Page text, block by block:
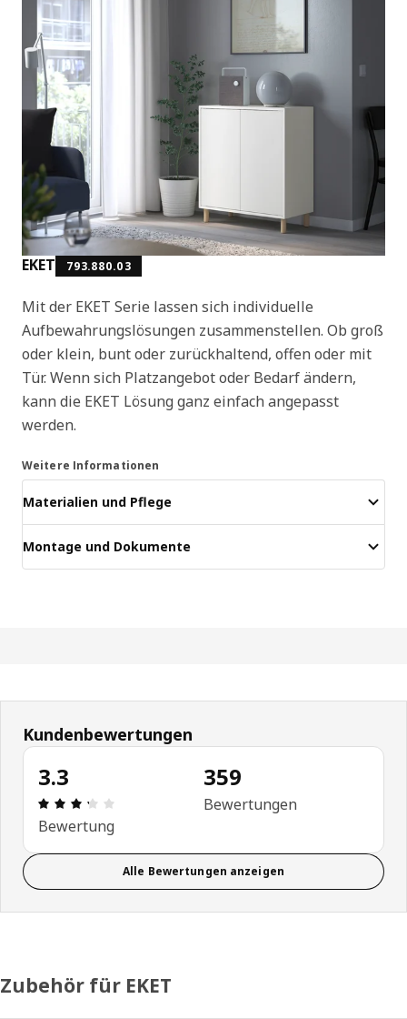
EKET 793.880.03
Mit der EKET Serie lassen sich individuelle
Aufbewahrungslösungen zusammenstellen. Ob groß
oder klein, bunt oder zurückhaltend, offen oder mit
Tür. Wenn sich Platzangebot oder Bedarf ändern,
kann die EKET Lösung ganz einfach angepasst
werden.
Weitere Informationen
Materialien und Pflege
Montage und Dokumente
Kundenbewertungen
3.3
Bewertung: 3.3 von 5 Sterne Alle Bewertungen:
Bewertung
359
Bewertungen
Alle Bewertungen anzeigen
Zubehör für EKET